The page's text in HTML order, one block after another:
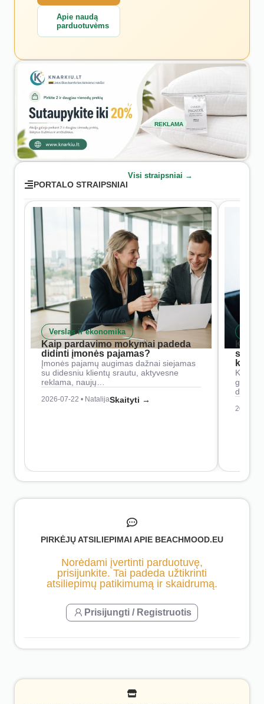
Apie naudą
parduotuvėms
REKLAMA
PORTALO STRAIPSNIAI
Visi straipsniai →
Verslas ir ekonomika
Kaip pardavimo mokymai padeda
didinti įmonės pajamas?
Įmonės pajamų augimas dažnai siejamas
su didesniu klientų srautu, aktyvesne
reklama, naujų…
2026-07-22 • NatalijaSkaityti →
Kaip
2026-
PIRKĖJŲ ATSILIEPIMAI APIE BEACHMOOD.EU
Norėdami įvertinti parduotuvę,
prisijunkite. Tai padeda užtikrinti
atsiliepimų patikimumą ir skaidrumą.
Prisijungti / Registruotis